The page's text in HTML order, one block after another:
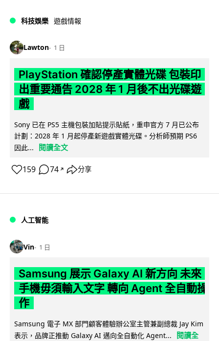
科技娛樂 遊戲情報
Lawton 1 日
PlayStation 確認停產實體光碟 包裝印
出重要通告 2028 年 1 月後不出光碟遊
戲
Sony 已在 PS5 主機包裝加貼提示貼紙，重申官方 7 月已公布
計劃：2028 年 1 月起停產新遊戲實體光碟。分析師預期 PS6
因此...
閱讀全文
159 74 ↗ 分享
人工智能
Vin 1 日
Samsung 展示 Galaxy AI 新方向 未來
手機毋須輸入文字 轉向 Agent 全自動操
作
Samsung 電子 MX 部門顧客體驗辦公室主管兼副總裁 Jay Kim
表示，品牌正推動 Galaxy AI 邁向全自動化 Agent...
閱讀全